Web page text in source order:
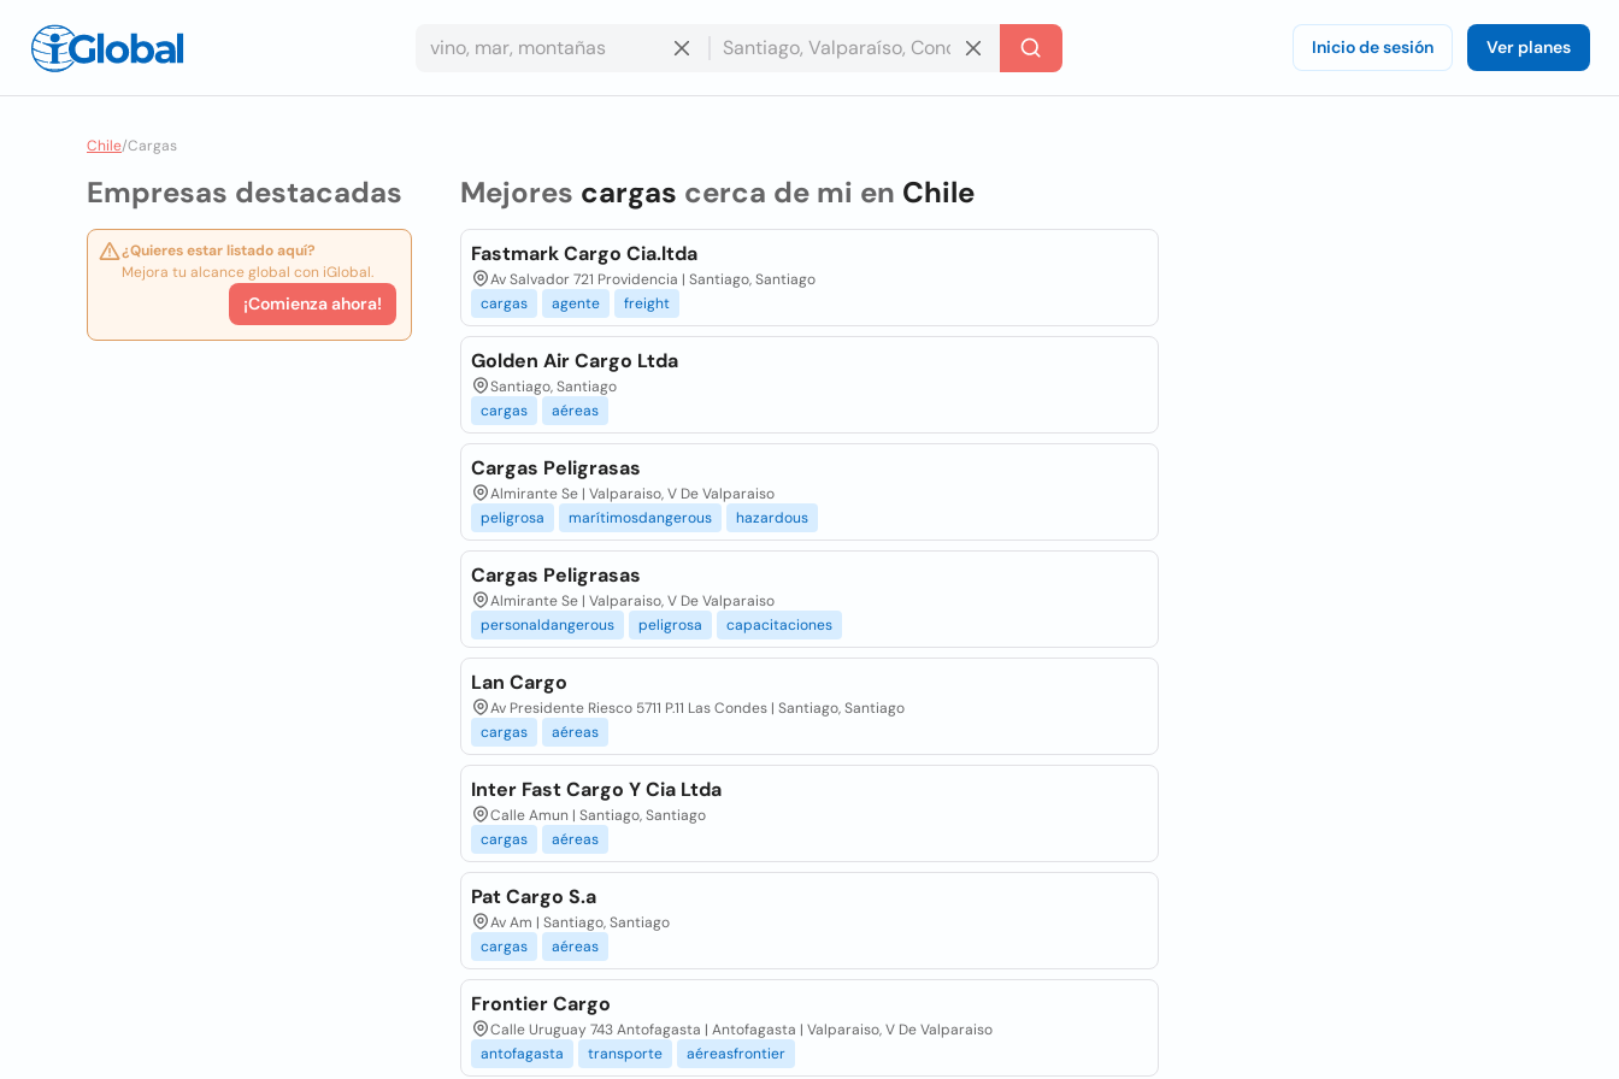
Inicio de sesión Ver planes
Chile/Cargas
Empresas destacadas
¿Quieres estar listado aquí?
Mejora tu alcance global con iGlobal.
¡Comienza ahora!
Mejores cargas cerca de mi en Chile
Fastmark Cargo Cia.ltda
Av Salvador 721 Providencia | Santiago, Santiago
cargas
agente freight
Golden Air Cargo Ltda
Santiago, Santiago
cargas
aéreas
Cargas Peligrasas
Almirante Se | Valparaiso, V De Valparaiso
peligrosa
marítimosdangerous hazardous
Cargas Peligrasas
Almirante Se | Valparaiso, V De Valparaiso
personaldangerous
peligrosa capacitaciones
Lan Cargo
Av Presidente Riesco 5711 P.11 Las Condes | Santiago, Santiago
cargas
aéreas
Inter Fast Cargo Y Cia Ltda
Calle Amun | Santiago, Santiago
cargas
aéreas
Pat Cargo S.a
Av Am | Santiago, Santiago
cargas
aéreas
Frontier Cargo
Calle Uruguay 743 Antofagasta | Antofagasta | Valparaiso, V De Valparaiso
antofagasta
transporte aéreasfrontier